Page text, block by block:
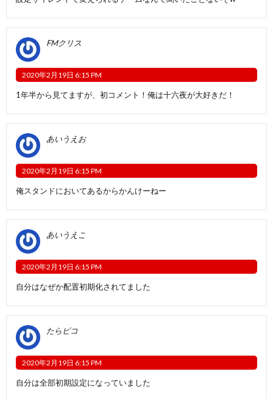
FMクリス
2020年2月19日 6:15 PM
1年半から見てますが、初コメント！俺は十六夜が大好きだ！
あいうえお
2020年2月19日 6:15 PM
俺スタンドにおいてあるからかんけーねー
あいうえこ
2020年2月19日 6:15 PM
自分はなぜか配置初期化されてました
たらピコ
2020年2月19日 6:15 PM
自分は全部初期設定になっていました